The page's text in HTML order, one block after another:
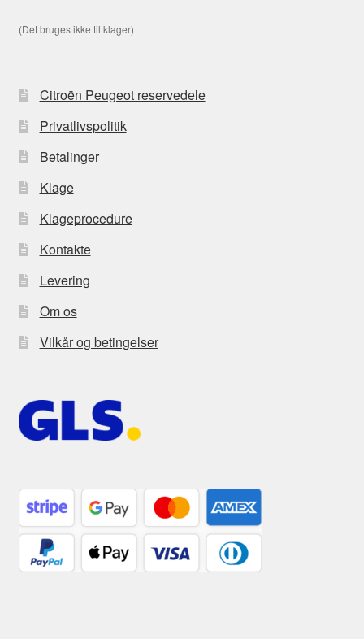
(Det bruges ikke til klager)
Citroën Peugeot reservedele
Privatlivspolitik
Betalinger
Klage
Klageprocedure
Kontakte
Levering
Om os
Vilkår og betingelser